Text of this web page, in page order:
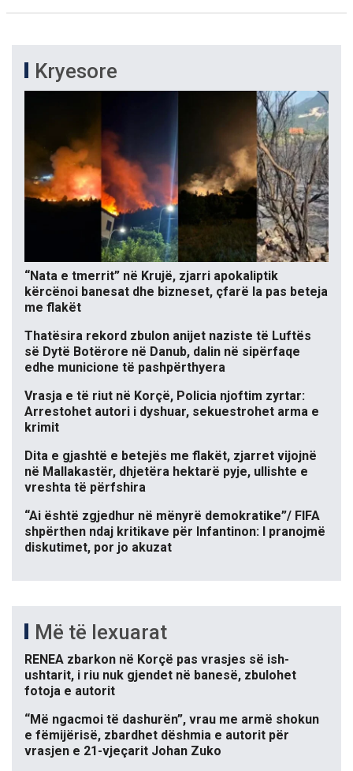
Kryesore
“Nata e tmerrit” në Krujë, zjarri apokaliptik
kërcënoi banesat dhe bizneset, çfarë la pas beteja
me flakët
Thatësira rekord zbulon anijet naziste të Luftës
së Dytë Botërore në Danub, dalin në sipërfaqe
edhe municione të pashpërthyera
Vrasja e të riut në Korçë, Policia njoftim zyrtar:
Arrestohet autori i dyshuar, sekuestrohet arma e
krimit
Dita e gjashtë e betejës me flakët, zjarret vijojnë
në Mallakastër, dhjetëra hektarë pyje, ullishte e
vreshta të përfshira
“Ai është zgjedhur në mënyrë demokratike”/ FIFA
shpërthen ndaj kritikave për Infantinon: I pranojmë
diskutimet, por jo akuzat
Më të lexuarat
RENEA zbarkon në Korçë pas vrasjes së ish-
ushtarit, i riu nuk gjendet në banesë, zbulohet
fotoja e autorit
“Më ngacmoi të dashurën”, vrau me armë shokun
e fëmijërisë, zbardhet dëshmia e autorit për
vrasjen e 21-vjeçarit Johan Zuko